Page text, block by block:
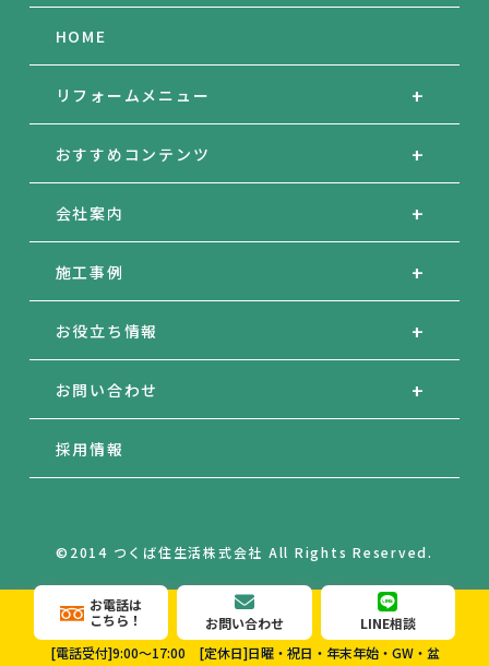
お電話は
こちら！
お問い合わせ
LINE相談
[電話受付]9:00～17:00 [定休日]日曜・祝日・年末年始・GW・盆
HOME
リフォームメニュー
おすすめコンテンツ
会社案内
施工事例
お役立ち情報
お問い合わせ
採用情報
©2014 つくば住生活株式会社 All Rights Reserved.